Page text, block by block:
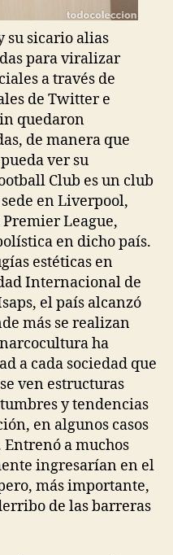
su sicario alias
para viralizar
a través de
de Twitter e
quedaron
de manera que
ver su
Club es un club
en Liverpool,
League,
en dicho país.
estéticas en
Internacional de
el país alcanzó
más se realizan
ha
a cada sociedad que
ven estructuras
y tendencias
en algunos casos
Entrenó a muchos
ingresarían en el
más importante,
de las barreras